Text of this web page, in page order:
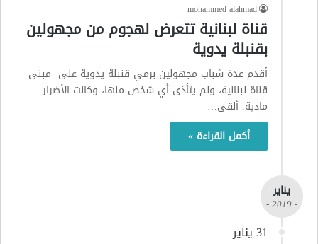
mohammed alahmad
قناة لبنانية تتعرض لهجوم من مجهولين
بقنبلة يدوية
أقدم عدة شباب مجهولين برمي قنبلة يدوية على مبنى
قناة لبنانية، ولم يتأذى أي شخص منها، وكانت الأضرار
مادية. ألقى…
أكمل القراءة »
يناير
- 2019 -
31 يناير